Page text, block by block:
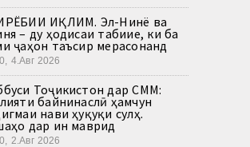
ИҚЛИМ. Эл-Нинё ва
– ду ҳодисаи табиие, ки ба
ҷаҳон таъсир мерасонанд
4.Авг 2026
Тоҷикистон дар СММ:
байнинаслӣ ҳамчун
нави ҳуқуқи сулҳ.
дар ин маврид
2.Авг 2026